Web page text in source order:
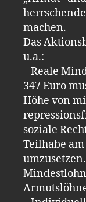
machen.
Das
u.a.:
– Reale
347 Euro
Höhe von
soziale
Teilhabe